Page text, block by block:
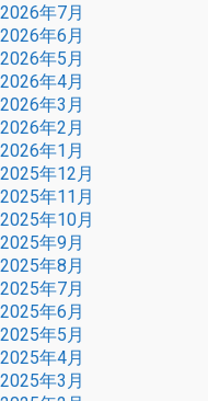
2026年7月
2026年6月
2026年5月
2026年4月
2026年3月
2026年2月
2026年1月
2025年12月
2025年11月
2025年10月
2025年9月
2025年8月
2025年7月
2025年6月
2025年5月
2025年4月
2025年3月